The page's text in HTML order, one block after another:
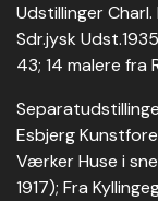
Udstillinger Charl.
Sdr.jysk
43; 14 malere fra
Esbjerg
Værker Huse i
1917); Fra